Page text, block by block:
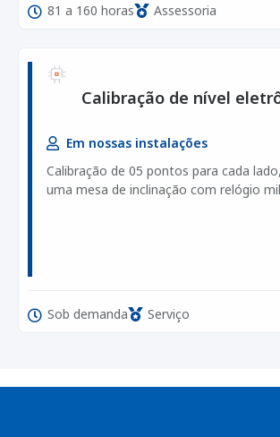
81 a 160 horas Assessoria
Calibração de nível
Em nossas instalações
Calibração de 05 pontos para cada
uma mesa de inclinação com relógio
Sob demanda Serviço